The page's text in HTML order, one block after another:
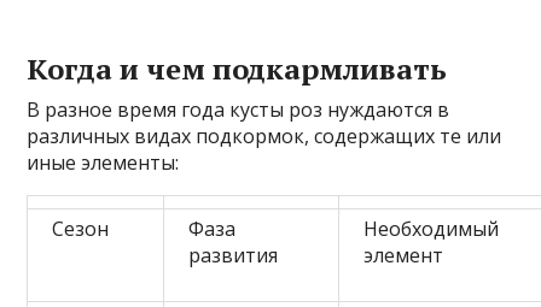
Когда и чем подкармливать
В разное время года кусты роз нуждаются в
различных видах подкормок, содержащих те или
иные элементы:
Сезон
Фаза
развития
Необходимый
элемент